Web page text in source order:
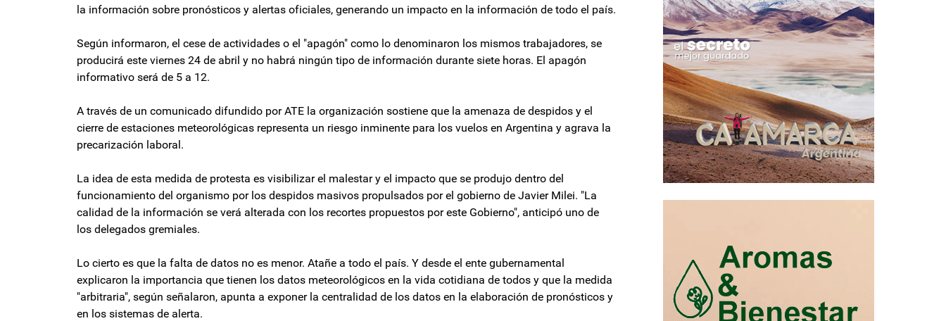
la información sobre pronósticos y alertas oficiales, generando un impacto en la información de todo el país.
Según informaron, el cese de actividades o el "apagón" como lo denominaron los mismos trabajadores, se
producirá este viernes 24 de abril y no habrá ningún tipo de información durante siete horas. El apagón
informativo será de 5 a 12.
A través de un comunicado difundido por ATE la organización sostiene que la amenaza de despidos y el
cierre de estaciones meteorológicas representa un riesgo inminente para los vuelos en Argentina y agrava la
precarización laboral.
La idea de esta medida de protesta es visibilizar el malestar y el impacto que se produjo dentro del
funcionamiento del organismo por los despidos masivos propulsados por el gobierno de Javier Milei. "La
calidad de la información se verá alterada con los recortes propuestos por este Gobierno", anticipó uno de
los delegados gremiales.
Lo cierto es que la falta de datos no es menor. Atañe a todo el país. Y desde el ente gubernamental
explicaron la importancia que tienen los datos meteorológicos en la vida cotidiana de todos y que la medida
"arbitraria", según señalaron, apunta a exponer la centralidad de los datos en la elaboración de pronósticos y
en los sistemas de alerta.